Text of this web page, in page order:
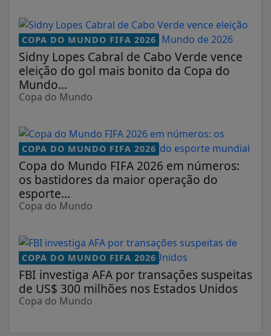
COPA DO MUNDO FIFA 2026
Sidny Lopes Cabral de Cabo Verde vence
eleição do gol mais bonito da Copa do
Mundo...
Copa do Mundo
COPA DO MUNDO FIFA 2026
Copa do Mundo FIFA 2026 em números:
os bastidores da maior operação do
esporte...
Copa do Mundo
COPA DO MUNDO FIFA 2026
FBI investiga AFA por transações suspeitas
de US$ 300 milhões nos Estados Unidos
Copa do Mundo